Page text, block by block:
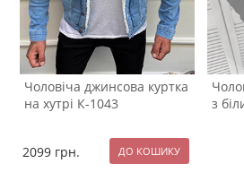
Чоловіча джинсова куртка
на хутрі К-1043
2099 грн.
з